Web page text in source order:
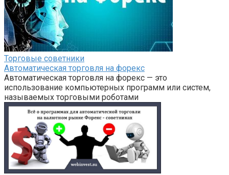
Торговые советники
Автоматическая торговля на форекс
Автоматическая торговля на форекс — это
использование компьютерных программ или систем,
называемых торговыми роботами